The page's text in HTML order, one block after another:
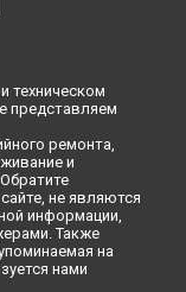
техническом
представляем
ремонта,
и
не являются
информации,
Также
на
нами